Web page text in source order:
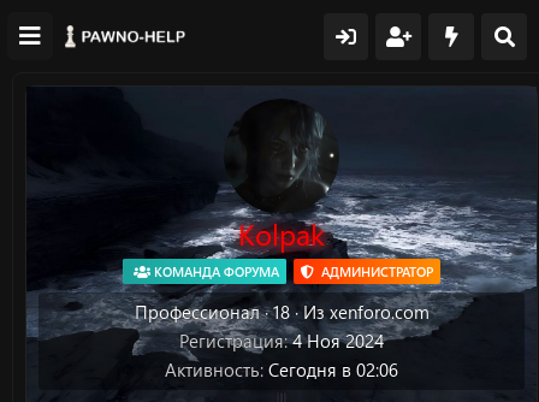
Kolpak
КОМАНДА ФОРУМА АДМИНИСТРАТОР
Профессионал ·18 ·Из xenforo.com
Регистрация 4 Ноя 2024
Активность Сегодня в 02:06